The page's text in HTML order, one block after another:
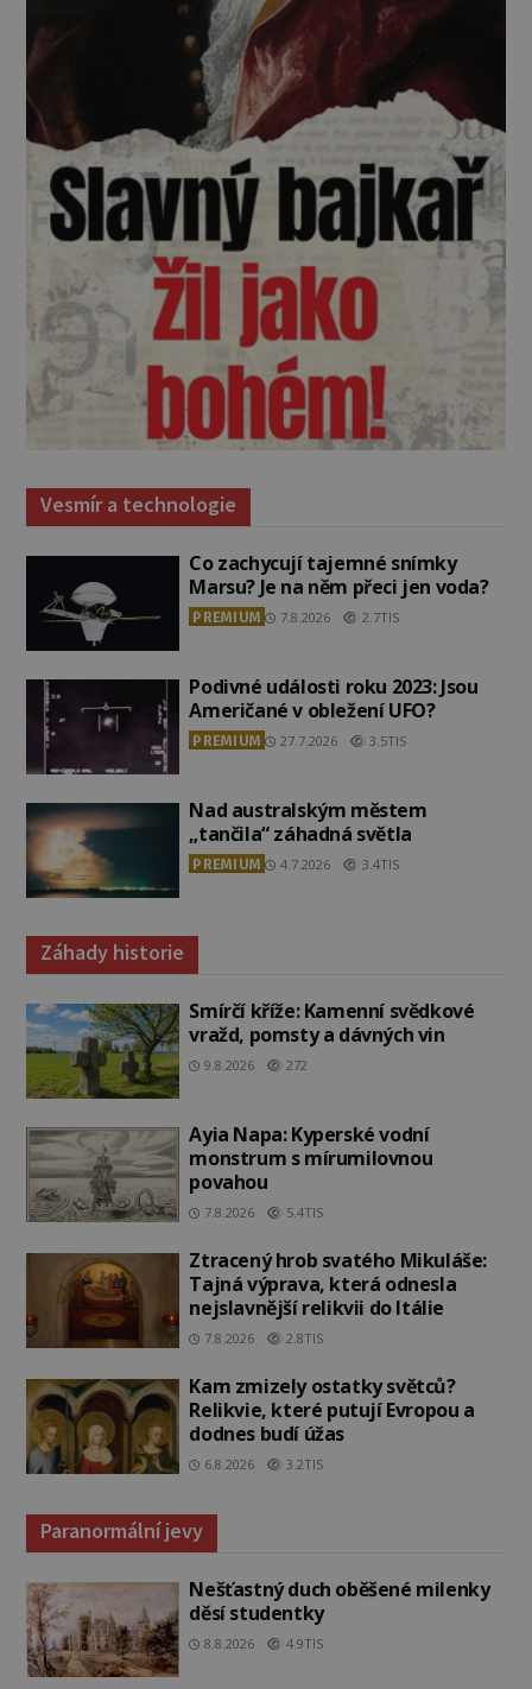
Vesmír a technologie
Co zachycují tajemné snímky
Marsu? Je na něm přeci jen voda?
PREMIUM 7.8.2026 2.7TIS
Podivné události roku 2023: Jsou
Američané v obležení UFO?
PREMIUM 27.7.2026 3.5TIS
Nad australským městem
„tančila“ záhadná světla
PREMIUM 4.7.2026 3.4TIS
Záhady historie
Smírčí kříže: Kamenní svědkové
vražd, pomsty a dávných vin
9.8.2026 272
Ayia Napa: Kyperské vodní
monstrum s mírumilovnou
povahou
7.8.2026 5.4TIS
Ztracený hrob svatého Mikuláše:
Tajná výprava, která odnesla
nejslavnější relikvii do Itálie
7.8.2026 2.8TIS
Kam zmizely ostatky světců?
Relikvie, které putují Evropou a
dodnes budí úžas
6.8.2026 3.2TIS
Paranormální jevy
Nešťastný duch oběšené milenky
děsí studentky
8.8.2026 4.9TIS